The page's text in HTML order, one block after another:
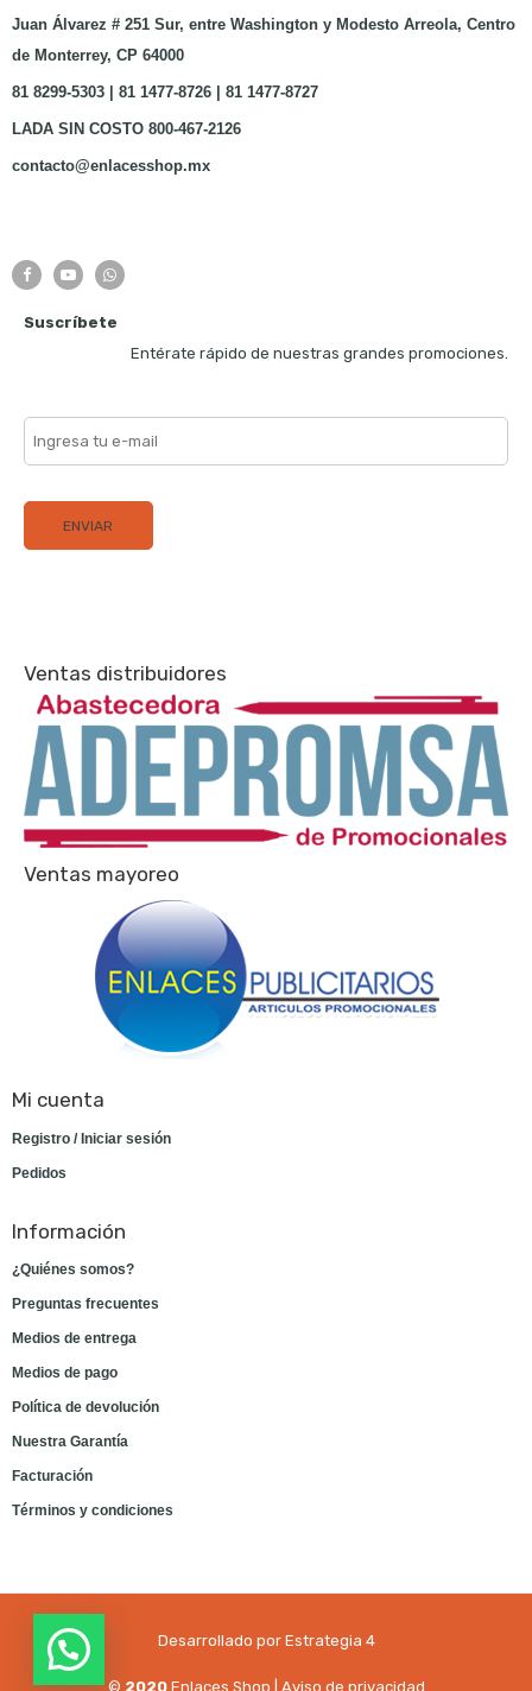
Juan Álvarez # 251 Sur, entre Washington y Modesto Arreola, Centro
de Monterrey, CP 64000
81 8299-5303 | 81 1477-8726 | 81 1477-8727
LADA SIN COSTO 800-467-2126
contacto@enlacesshop.mx
Suscríbete
Entérate rápido de nuestras grandes promociones.
Ventas distribuidores
Ventas mayoreo
Mi cuenta
Registro / Iniciar sesión
Pedidos
Información
¿Quiénes somos?
Preguntas frecuentes
Medios de entrega
Medios de pago
Política de devolución
Nuestra Garantía
Facturación
Términos y condiciones
Desarrollado por Estrategia 4
© 2020Enlaces Shop | Aviso de privacidad